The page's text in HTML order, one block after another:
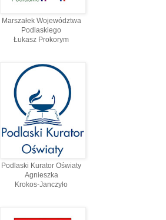
Marszałek Województwa
Podlaskiego
Łukasz Prokorym
Podlaski Kurator Oświaty
Agnieszka
Krokos-Janczyło